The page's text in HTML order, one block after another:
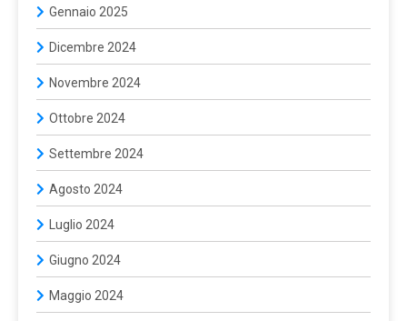
Gennaio 2025
Dicembre 2024
Novembre 2024
Ottobre 2024
Settembre 2024
Agosto 2024
Luglio 2024
Giugno 2024
Maggio 2024